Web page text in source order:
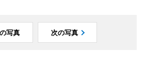
写真 次の写真